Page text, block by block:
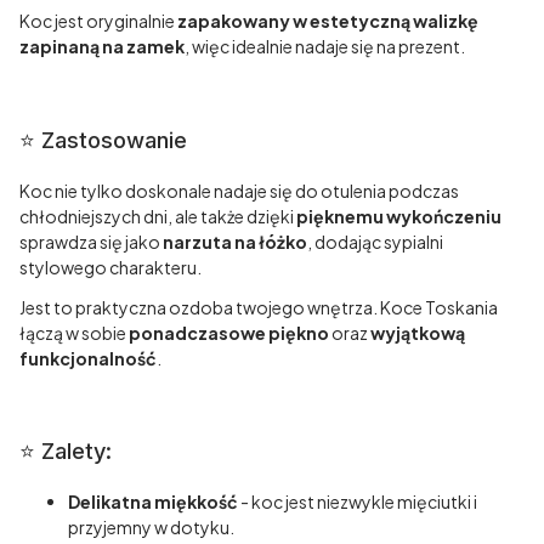
Koc jest oryginalnie zapakowany w estetyczną walizkę
zapinaną na zamek , więc idealnie nadaje się na prezent.
⭐️ Zastosowanie
Koc nie tylko doskonale nadaje się do otulenia podczas
chłodniejszych dni, ale także dzięki pięknemu wykończeniu
sprawdza się jako narzuta na łóżko , dodając sypialni
stylowego charakteru.
Jest to praktyczna ozdoba twojego wnętrza. Koce Toskania
łączą w sobie ponadczasowe piękno orazwyjątkową
funkcjonalność
⭐️ Zalety:
Delikatna miękkość - koc jest niezwykle mięciutki i
przyjemny w dotyku.